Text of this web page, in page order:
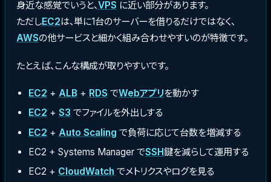
身近な感覚でいうと、VPS に近い部分があります。
ただしEC2は、単に1台のサーバーを借りるだけではなく、
AWSの他サービスと細かく組み合わせやすいのが特徴です。
たとえば、こんな構成が取りやすいです。
EC2 + ALB + RDS でWebアプリを動かす
EC2 + S3 でファイルを外出しする
EC2 + Auto Scaling で負荷に応じて台数を増減する
EC2 + Systems Manager でSSH鍵を減らして運用する
EC2 + CloudWatch でメトリクスやログを見る